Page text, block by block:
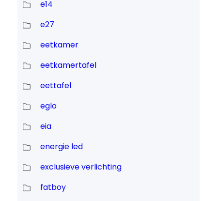
e14
e27
eetkamer
eetkamertafel
eettafel
eglo
eia
energie led
exclusieve verlichting
fatboy